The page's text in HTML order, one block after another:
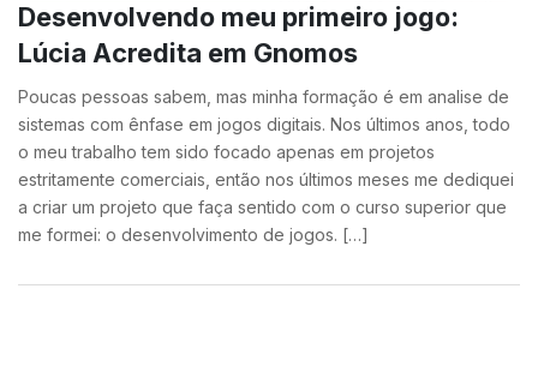
Desenvolvendo meu primeiro jogo:
Lúcia Acredita em Gnomos
Poucas pessoas sabem, mas minha formação é em analise de
sistemas com ênfase em jogos digitais. Nos últimos anos, todo
o meu trabalho tem sido focado apenas em projetos
estritamente comerciais, então nos últimos meses me dediquei
a criar um projeto que faça sentido com o curso superior que
me formei: o desenvolvimento de jogos. […]